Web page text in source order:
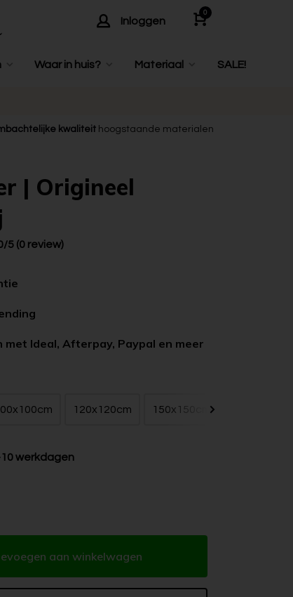
Inloggen
0
Waar in huis? Materiaal SALE!
kwaliteit hoogstaande materialen
| Origineel
5 (0 review)
met Ideal, Afterpay, Paypal en meer
120x120cm 150x150cm
werkdagen
aan winkelwagen